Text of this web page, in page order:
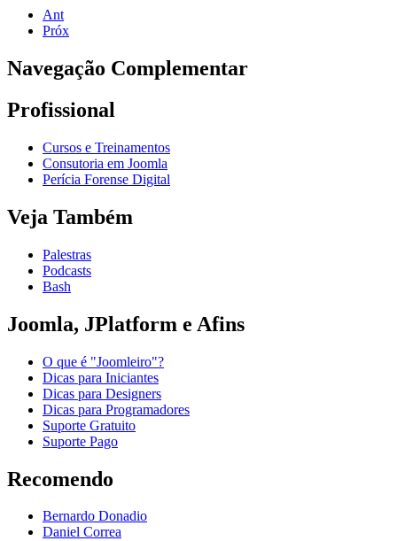
Ant
Próx
Navegação Complementar
Profissional
Cursos e Treinamentos
Consutoria em Joomla
Perícia Forense Digital
Veja Também
Palestras
Podcasts
Bash
Joomla, JPlatform e Afins
O que é "Joomleiro"?
Dicas para Iniciantes
Dicas para Designers
Dicas para Programadores
Suporte Gratuito
Suporte Pago
Recomendo
Bernardo Donadio
Daniel Correa